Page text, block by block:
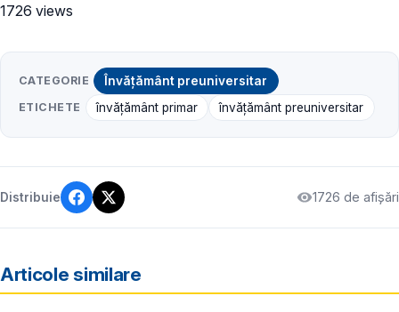
1726 views
CATEGORIE Învățământ preuniversitar
ETICHETE învățământ primar învățământ preuniversitar
Distribuie 1726 de afișări
Articole similare